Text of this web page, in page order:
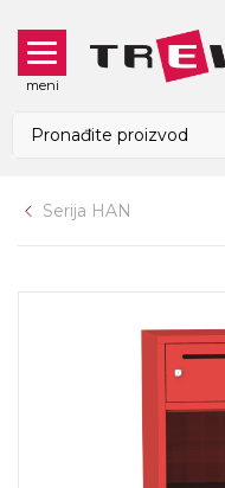
meni
Serija HAN